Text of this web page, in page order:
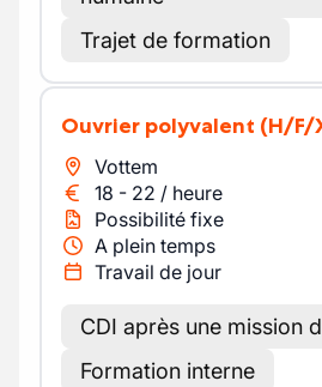
Trajet de formation
Ouvrier polyvalent (H/F/
Vottem
18 - 22 / heure
Possibilité fixe
A plein temps
Travail de jour
CDI après une mission
Formation interne